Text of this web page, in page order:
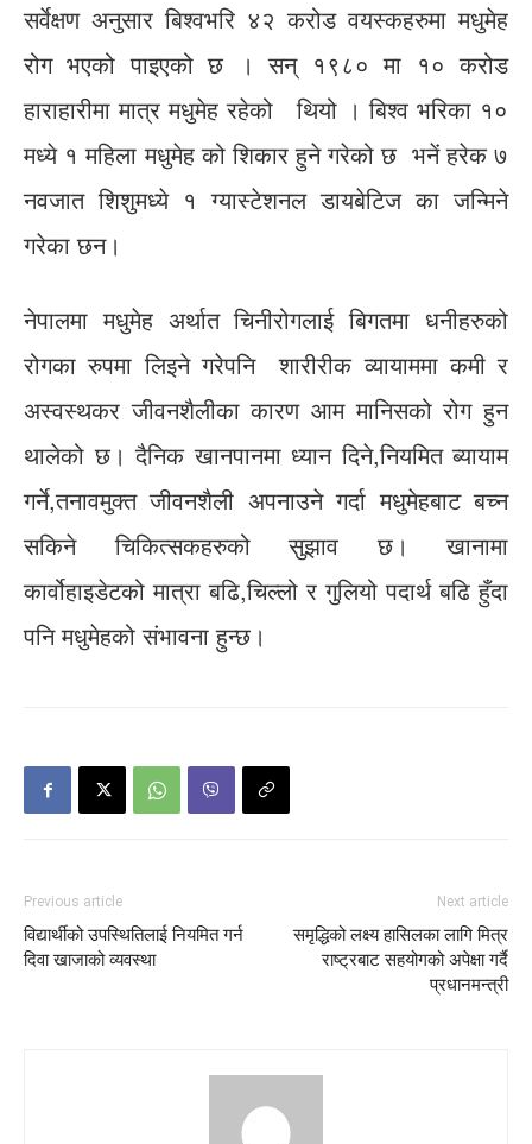
सर्वेक्षण अनुसार बिश्वभरि ४२ करोड वयस्कहरुमा मधुमेह
रोग भएको पाइएको छ । सन् १९८० मा १० करोड
हाराहारीमा मात्र मधुमेह रहेको थियो । बिश्व भरिका १०
मध्ये १ महिला मधुमेह को शिकार हुने गरेको छ भनें हरेक ७
नवजात शिशुमध्ये १ ग्यास्टेशनल डायबेटिज का जन्मिने
गरेका छन।
नेपालमा मधुमेह अर्थात चिनीरोगलाई बिगतमा धनीहरुको
रोगका रुपमा लिइने गरेपनि शारीरीक व्यायाममा कमी र
अस्वस्थकर जीवनशैलीका कारण आम मानिसको रोग हुन
थालेको छ। दैनिक खानपानमा ध्यान दिने,नियमित ब्यायाम
गर्ने,तनावमुक्त जीवनशैली अपनाउने गर्दा मधुमेहबाट बच्न
सकिने चिकित्सकहरुको सुझाव छ। खानामा
कार्वोहाइडेटको मात्रा बढि,चिल्लो र गुलियो पदार्थ बढि हुँदा
पनि मधुमेहको संभावना हुन्छ।
Previous article
विद्यार्थीको उपस्थितिलाई नियमित गर्न
दिवा खाजाको व्यवस्था
Next article
समृद्धिको लक्ष्य हासिलका लागि मित्र
राष्ट्रबाट सहयोगको अपेक्षा गर्दै
प्रधानमन्त्री